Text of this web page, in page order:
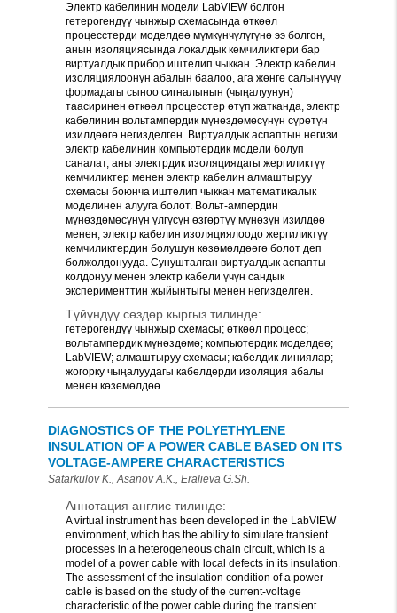
Электр кабелинин модели LabVIEW болгон
гетерогендүү чынжыр схемасында өткөөл
процесстерди моделдөө мүмкүнчүлүгүнө ээ болгон,
анын изоляциясында локалдык кемчиликтери бар
виртуалдык прибор иштелип чыккан. Электр кабелин
изоляциялоонун абалын баалоо, ага жөнгө салынуучу
формадагы сыноо сигналынын (чыңалуунун)
таасиринен өткөөл процесстер өтүп жатканда, электр
кабелинин вольтампердик мүнөздөмөсүнүн сүрөтүн
изилдөөгө негизделген. Виртуалдык аспаптын негизи
электр кабелинин компьютердик модели болуп
саналат, аны электрдик изоляциядагы жергиликтүү
кемчиликтер менен электр кабелин алмаштыруу
схемасы боюнча иштелип чыккан математикалык
моделинен алууга болот. Вольт-ампердин
мүнөздөмөсүнүн үлгүсүн өзгөртүү мүнөзүн изилдөө
менен, электр кабелин изоляциялоодо жергиликтүү
кемчиликтердин болушун көзөмөлдөөгө болот деп
болжолдонууда. Сунушталган виртуалдык аспапты
колдонуу менен электр кабели үчүн сандык
эксперименттин жыйынтыгы менен негизделген.
Түйүндүү сөздөр кыргыз тилинде:
гетерогендүү чынжыр схемасы; өткөөл процесс;
вольтампердик мүнөздөмө; компьютердик моделдөө;
LabVIEW; алмаштыруу схемасы; кабелдик линиялар;
жогорку чыңалуудагы кабелдерди изоляция абалы
менен көзөмөлдөө
DIAGNOSTICS OF THE POLYETHYLENE
INSULATION OF A POWER CABLE BASED ON ITS
VOLTAGE-AMPERE CHARACTERISTICS
Satarkulov K., Asanov A.K., Eralieva G.Sh.
Аннотация англис тилинде:
A virtual instrument has been developed in the LabVIEW
environment, which has the ability to simulate transient
processes in a heterogeneous chain circuit, which is a
model of a power cable with local defects in its insulation.
The assessment of the insulation condition of a power
cable is based on the study of the current-voltage
characteristic of the power cable during the transient